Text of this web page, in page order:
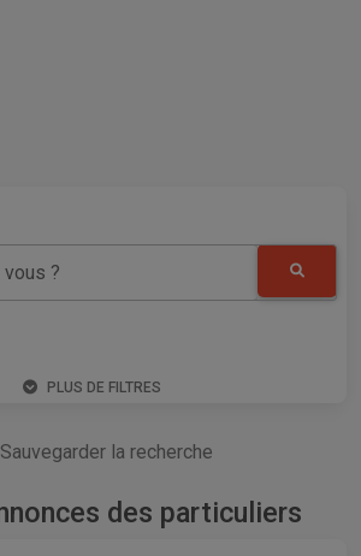
vous ?
PLUS DE FILTRES
Sauvegarder la recherche
des particuliers